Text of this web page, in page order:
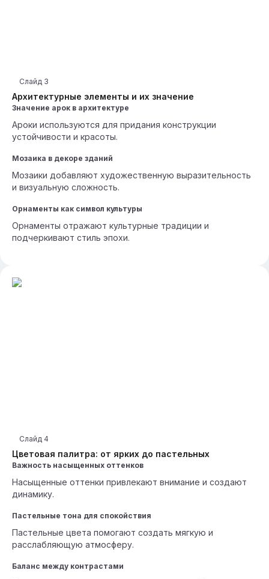
Архитектурные элементы и их значение
Слайд 3
Значение арок в архитектуре
Ароки используются для придания конструкции
устойчивости и красоты.
Мозаика в декоре зданий
Мозаики добавляют художественную выразительность
и визуальную сложность.
Орнаменты как символ культуры
Орнаменты отражают культурные традиции и
подчеркивают стиль эпохи.
Цветовая палитра: от ярких до пастельных
Слайд 4
Важность насыщенных оттенков
Насыщенные оттенки привлекают внимание и создают
динамику.
Пастельные тона для спокойствия
Пастельные цвета помогают создать мягкую и
расслабляющую атмосферу.
Баланс между контрастами